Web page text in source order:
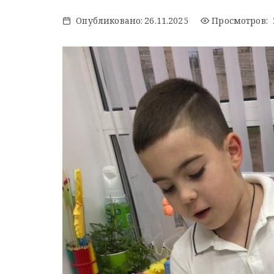
Опубликовано: 26.11.2025 Просмотров: